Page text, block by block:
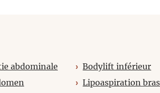
abdominale
Bodylift inférieur
Lipoaspiration bras